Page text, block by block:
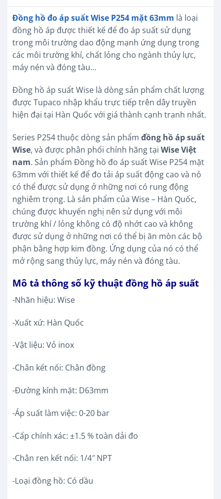
Đồng hồ đo áp suất Wise P254 mặt 63mm là loại
đồng hồ áp được thiết kế để đo áp suất sử dụng
trong môi trường dao động mạnh ứng dụng trong
các môi trường khí, chất lỏng cho ngành thủy lực,
máy nén và đóng tàu…
Đồng hồ áp suất Wise là dòng sản phẩm chất lượng
được Tupaco nhập khẩu trực tiếp trên dây truyền
hiện đại tại Hàn Quốc với giá thành cạnh tranh nhất.
Series P254 thuộc dòng sản phẩm đồng hồ áp suất
Wise, và được phân phối chính hãng tại Wise Việt
nam. Sản phẩm Đồng hồ đo áp suất Wise P254 mặt
63mm với thiết kế để đo tải áp suất động cao và nó
có thể được sử dụng ở những nơi có rung động
nghiêm trọng. Là sản phẩm của Wise – Hàn Quốc,
chúng được khuyến nghị nên sử dụng với môi
trường khí / lỏng không có độ nhớt cao và không
được sử dụng ở những nơi có thể bị ăn mòn các bộ
phận bằng hợp kim đồng. Ứng dụng của nó có thể
mở rộng sang thủy lực, máy nén và đóng tàu.
Mô tả thông số kỹ thuật đồng hồ áp suất
-Nhãn hiệu: Wise
-Xuất xứ: Hàn Quốc
-Vật liệu: Vỏ inox
-Chân kết nối: Chân đồng
-Đường kính mặt: D63mm
-Áp suất làm việc: 0-20 bar
-Cấp chính xác: ±1.5 % toàn dải đo
-Chân ren kết nối: 1/4″ NPT
-Loại đồng hồ: Có dầu